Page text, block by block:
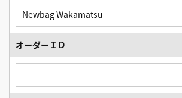
オーダーＩＤ